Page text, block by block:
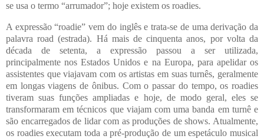
se usa o termo “arrumador”; hoje existem os roadies.
A expressão “roadie” vem do inglês e trata-se de uma derivação da
palavra road (estrada). Há mais de cinquenta anos, por volta da
década de setenta, a expressão passou a ser utilizada,
principalmente nos Estados Unidos e na Europa, para apelidar os
assistentes que viajavam com os artistas em suas turnês, geralmente
em longas viagens de ônibus. Com o passar do tempo, os roadies
tiveram suas funções ampliadas e hoje, de modo geral, eles se
transformaram em técnicos que viajam com uma banda em turnê e
são encarregados de lidar com as produções de shows. Atualmente,
os roadies executam toda a pré-produção de um espetáculo musical